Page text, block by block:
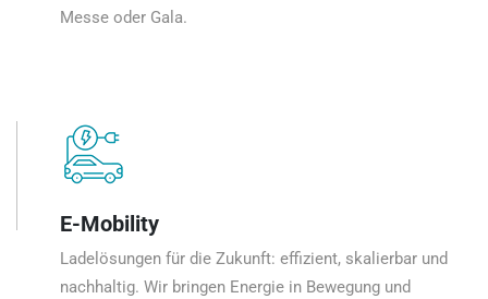
Messe oder Gala.
E-Mobility
Ladelösungen für die Zukunft: effizient, skalierbar und
nachhaltig. Wir bringen Energie in Bewegung und